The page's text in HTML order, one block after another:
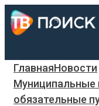
ГлавнаяНовости
Муниципальные
обязательные